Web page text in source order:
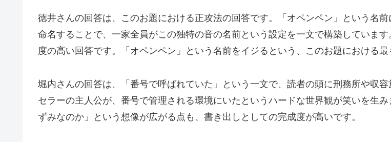
徳井さんの回答は、このお題における正攻法の回答です。「オペンペン」という名
命名することで、一家全員がこの独特の音の名前という設定を一文で構築していま
度の高い回答です。「オペンペン」という名前をイジるという、このお題における
堀内さんの回答は、「番号で呼ばれていた」という一文で、読者の頭に刑務所や収
セラーの主人公が、番号で管理される環境にいたというハードな世界観が笑いを生
ずみなのか」という想像が広がる点も、書き出しとしての完成度が高いです。